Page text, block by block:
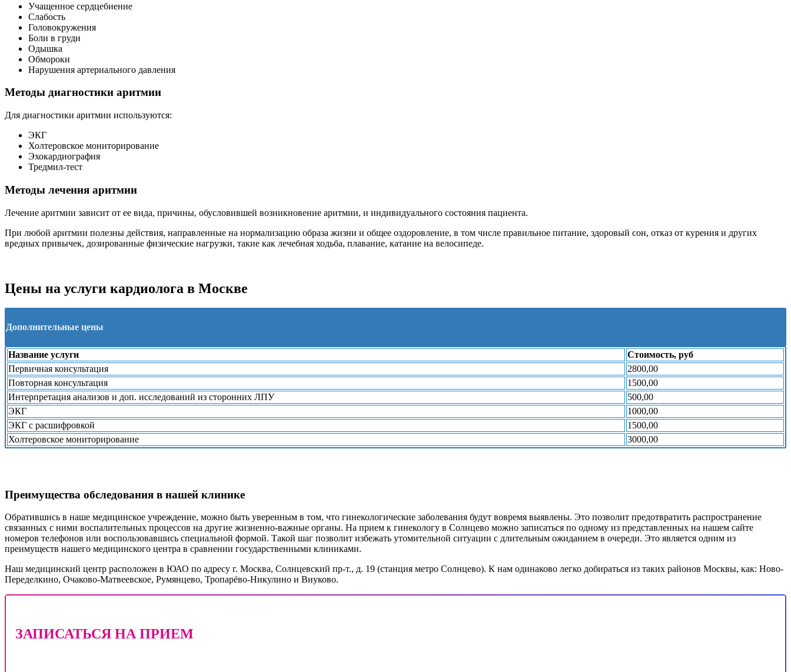
Учащенное сердцебиение
Слабость
Головокружения
Боли в груди
Одышка
Обмороки
Нарушения артериального давления
Методы диагностики аритмии
Для диагностики аритмии используются:
ЭКГ
Холтеровское мониторирование
Эхокардиография
Тредмил-тест
Методы лечения аритмии
Лечение аритмии зависит от ее вида, причины, обусловившей возникновение аритмии, и индивидуального состояния пациента.
При любой аритмии полезны действия, направленные на нормализацию образа жизни и общее оздоровление, в том числе правильное питание, здоровый сон, отказ от курения и других
вредных привычек, дозированные физические нагрузки, такие как лечебная ходьба, плавание, катание на велосипеде.
Цены на услуги кардиолога в Москве
Дополнительные цены
Название услуги
Стоимость, руб
Первичная консультация
2800,00
Повторная консультация
1500,00
Интерпретация анализов и доп. исследований из сторонних ЛПУ
500,00
ЭКГ
1000,00
ЭКГ с расшифровкой
1500,00
Холтеровское мониторирование
3000,00
Преимущества обследования в нашей клинике
Обратившись в наше медицинское учреждение, можно быть уверенным в том, что гинекологические заболевания будут вовремя выявлены. Это позволит предотвратить распространение
связанных с ними воспалительных процессов на другие жизненно-важные органы. На прием к гинекологу в Солнцево можно записаться по одному из представленных на нашем сайте
номеров телефонов или воспользовавшись специальной формой. Такой шаг позволит избежать утомительной ситуации с длительным ожиданием в очереди. Это является одним из
преимуществ нашего медицинского центра в сравнении государственными клиниками.
Наш медицинский центр расположен в ЮАО по адресу г. Москва, Солнцевский пр-т., д. 19 (станция метро Солнцево). К нам одинаково легко добираться из таких районов Москвы, как: Ново-
Переделкино, Очаково-Матвеевское, Румянцево, Тропарёво-Никулино и Внуково.
ЗАПИСАТЬСЯ НА ПРИЕМ